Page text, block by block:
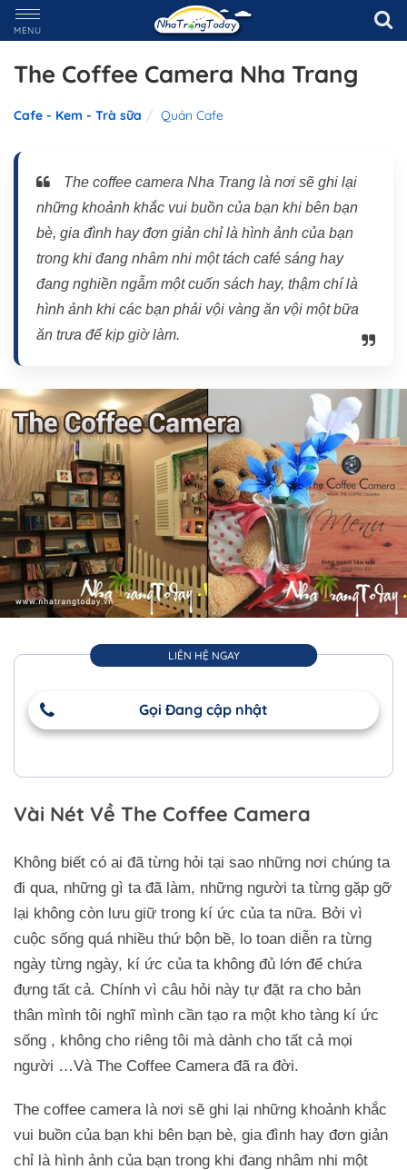
MENU
The Coffee Camera Nha Trang
Cafe - Kem - Trà sữa Quán Cafe
The coffee camera Nha Trang là nơi sẽ ghi lại
những khoảnh khắc vui buồn của bạn khi bên bạn
bè, gia đình hay đơn giản chỉ là hình ảnh của bạn
trong khi đang nhâm nhi một tách café sáng hay
đang nghiền ngẫm một cuốn sách hay, thậm chí là
hình ảnh khi các bạn phải vội vàng ăn vội một bữa
ăn trưa để kịp giờ làm.
LIÊN HỆ NGAY
Gọi Đang cập nhật
Vài Nét Về The Coffee Camera
Không biết có ai đã từng hỏi tại sao những nơi chúng ta
đi qua, những gì ta đã làm, những người ta từng gặp gỡ
lại không còn lưu giữ trong kí ức của ta nữa. Bởi vì
cuộc sống quá nhiều thứ bộn bề, lo toan diễn ra từng
ngày từng ngày, kí ức của ta không đủ lớn để chứa
đựng tất cả. Chính vì câu hỏi này tự đặt ra cho bản
thân mình tôi nghĩ mình cần tạo ra một kho tàng kí ức
sống , không cho riêng tôi mà dành cho tất cả mọi
người …Và The Coffee Camera đã ra đời.
The coffee camera là nơi sẽ ghi lại những khoảnh khắc
vui buồn của bạn khi bên bạn bè, gia đình hay đơn giản
chỉ là hình ảnh của bạn trong khi đang nhâm nhi một